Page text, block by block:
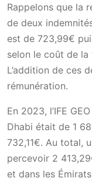
Rappelons que la
de deux
est de 723,99€
selon le coût de
L’addition de ces
rémunération.
En 2023, l’IFE
Dhabi était de 1
732,11€. Au total,
percevoir 2
et dans les